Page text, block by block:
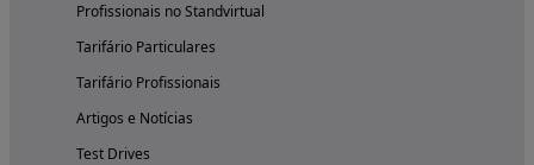
Profissionais no Standvirtual
Tarifário Particulares
Tarifário Profissionais
Artigos e Notícias
Test Drives